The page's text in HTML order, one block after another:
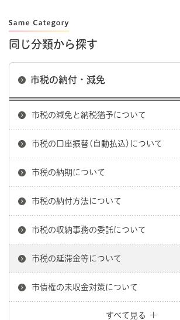
同じ分類から探す
市税の納付・減免
市税の減免と納税猶予について
市税の口座振替(自動払込)について
市税の納期について
市税の納付方法について
市税の収納事務の委託について
市税の延滞金等について
市債権の未収金対策について
すべて見る